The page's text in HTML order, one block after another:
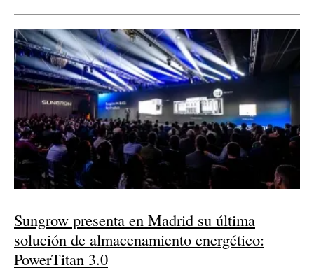
Sungrow presenta en Madrid su última
solución de almacenamiento energético:
PowerTitan 3.0